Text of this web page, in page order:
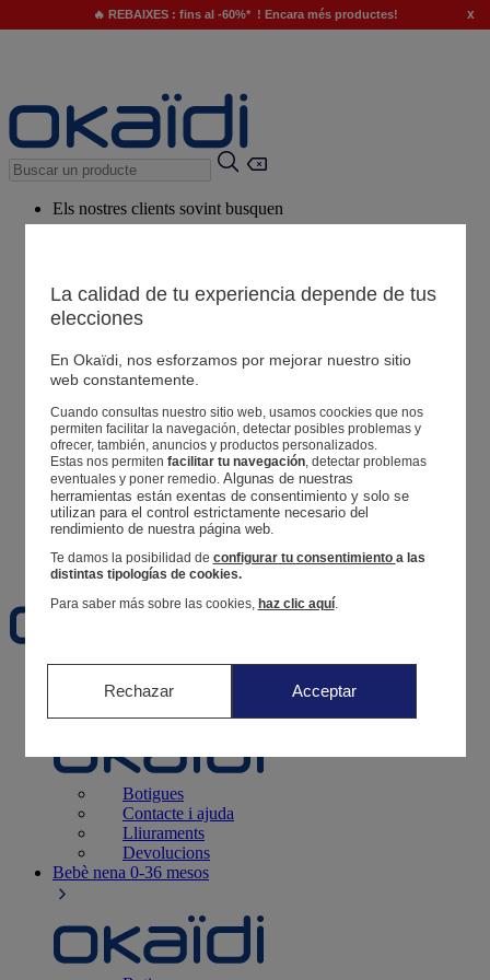
🔥 REBAIXES : fins al -60%* ! Encara més productes! x
Els nostres clients sovint busquen
El nostre consell
Productes suggerits
Botigues
La teva informació
Segueix una comanda
Cistella
Favorits
Naixement 0-12 mesos
Botigues
Contacte i ajuda
Lliuraments
Devolucions
Bebè nena 0-36 mesos
La calidad de tu experiencia depende de tus
elecciones
En Okaïdi, nos esforzamos por mejorar nuestro sitio
web constantemente.
Cuando consultas nuestro sitio web, usamos coockies que nos
permiten facilitar la navegación, detectar posibles problemas y
ofrecer, también, anuncios y productos personalizados.
Estas nos permiten facilitar tu navegación, detectar problemas
eventuales y poner remedio. Algunas de nuestras
herramientas están exentas de consentimiento y solo se
utilizan para el control estrictamente necesario del
rendimiento de nuestra página web.
Te damos la posibilidad de configurar tu consentimiento a las
distintas tipologías de cookies.
Para saber más sobre las cookies, haz clic aquí.
Rechazar Acceptar